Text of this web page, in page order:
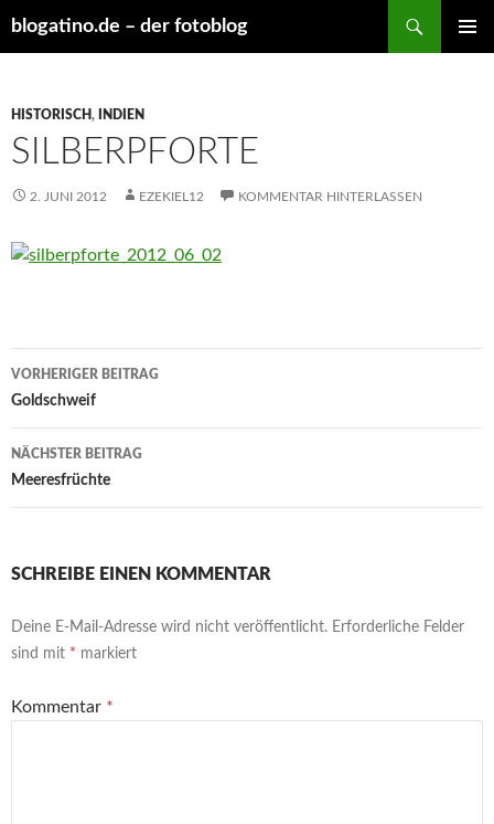
blogatino.de – der fotoblog
HISTORISCH, INDIEN
SILBERPFORTE
2. JUNI 2012 EZEKIEL12 KOMMENTAR HINTERLASSEN
Beitragsnavigation
VORHERIGER BEITRAG
Goldschweif
NÄCHSTER BEITRAG
Meeresfrüchte
SCHREIBE EINEN KOMMENTAR
Deine E-Mail-Adresse wird nicht veröffentlicht. Erforderliche Felder
sind mit * markiert
Kommentar *